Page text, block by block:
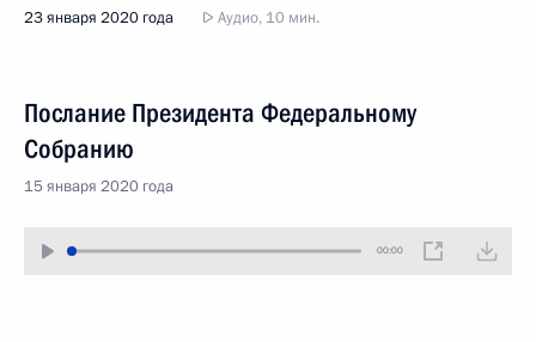
23 января 2020 года Аудио, 10 мин.
Послание Президента Федеральному
Собранию
15 января 2020 года
00:00